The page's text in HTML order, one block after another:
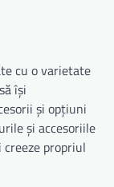
cu o varietate
își
și opțiuni
și accesoriile
propriul